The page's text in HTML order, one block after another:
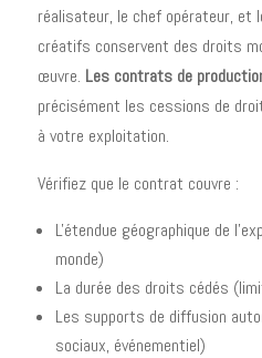
réalisateur, le chef opérateur,
créatifs conservent des droits
œuvre. Les contrats de
précisément les cessions de
à votre exploitation.
Vérifiez que le contrat couvre :
L'étendue géographique de
monde)
La durée des droits cédés
Les supports de diffusion
sociaux, événementiel)